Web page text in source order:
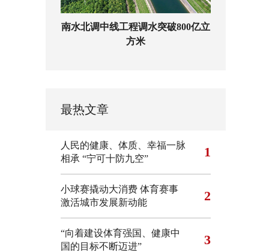
南水北调中线工程调水突破800亿立
方米
最热文章
人民的健康、体质、幸福一脉
相承 “宁可十防九空” 1
小球赛撬动大消费 体育赛事
激活城市发展新动能
2
“向着建设体育强国、健康中
国的目标不断迈进”
3